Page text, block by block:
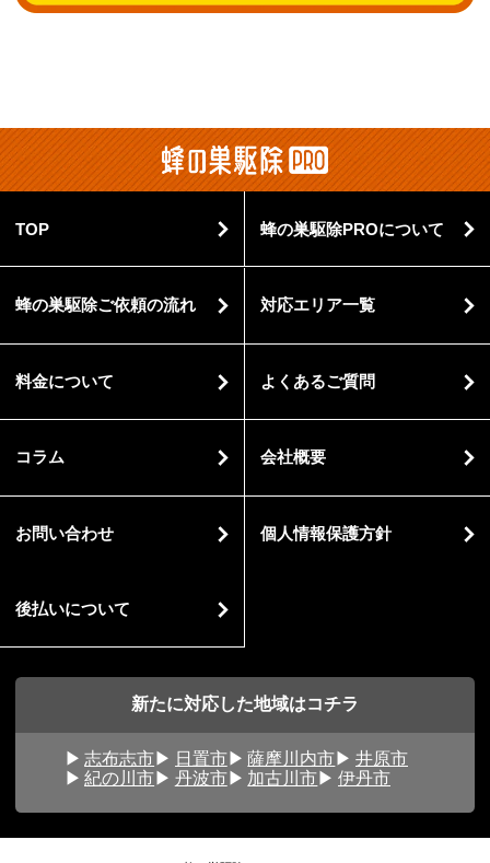
TOP 蜂の巣駆除PROについて
蜂の巣駆除ご依頼の流れ 対応エリア一覧
料金について よくあるご質問
コラム 会社概要
お問い合わせ 個人情報保護方針
後払いについて
新たに対応した地域はコチラ
志布志市 日置市 薩摩川内市
井原市
紀の川市
丹波市 加古川市 伊丹市